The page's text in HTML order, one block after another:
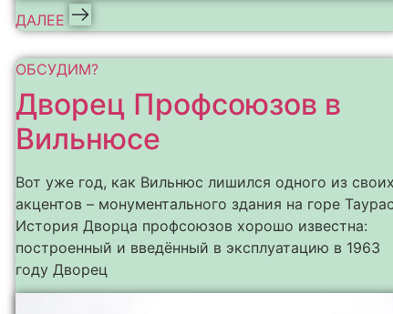
ДАЛЕЕ
ОБСУДИМ?
Дворец Профсоюзов в
Вильнюсе
Вот уже год, как Вильнюс лишился одного из своих
акцентов – монументального здания на горе
История Дворца профсоюзов хорошо известна:
построенный и введённый в эксплуатацию в 1963
году Дворец